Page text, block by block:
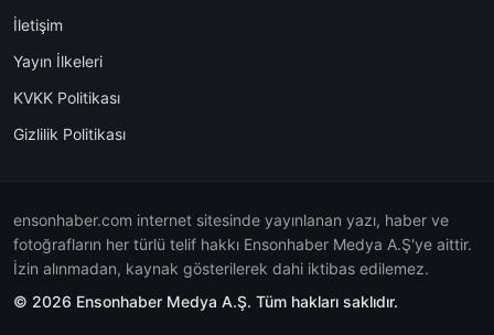
İletişim
Yayın İlkeleri
KVKK Politikası
Gizlilik Politikası
ensonhaber.com internet sitesinde yayınlanan yazı, haber ve
fotoğrafların her türlü telif hakkı Ensonhaber Medya A.Ş'ye aittir.
İzin alınmadan, kaynak gösterilerek dahi iktibas edilemez.
© 2026 Ensonhaber Medya A.Ş. Tüm hakları saklıdır.